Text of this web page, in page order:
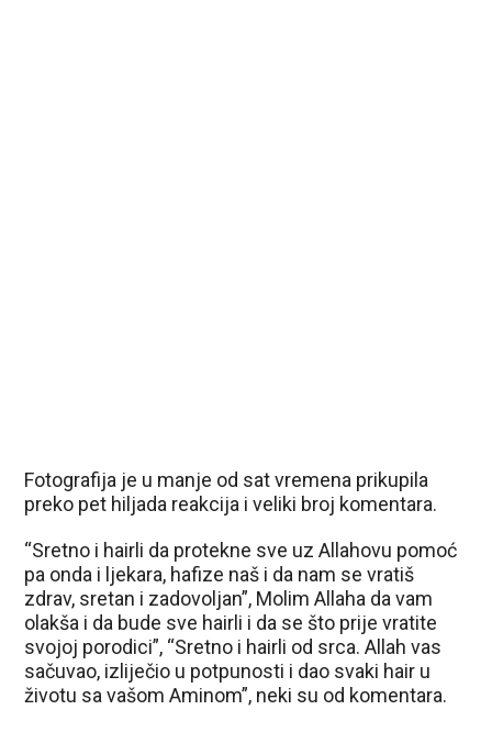
Fotografija je u manje od sat vremena prikupila
preko pet hiljada reakcija i veliki broj komentara.
“Sretno i hairli da protekne sve uz Allahovu pomoć
pa onda i ljekara, hafize naš i da nam se vratiš
zdrav, sretan i zadovoljan”, Molim Allaha da vam
olakša i da bude sve hairli i da se što prije vratite
svojoj porodici”, “Sretno i hairli od srca. Allah vas
sačuvao, izliječio u potpunosti i dao svaki hair u
životu sa vašom Aminom”, neki su od komentara.